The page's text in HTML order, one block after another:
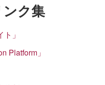
ク集
」
Platform」